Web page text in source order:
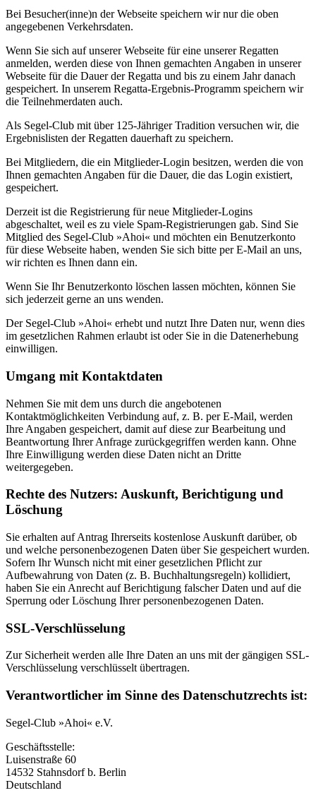
Bei Besucher(inne)n der Webseite speichern wir nur die oben
angegebenen Verkehrsdaten.
Wenn Sie sich auf unserer Webseite für eine unserer Regatten
anmelden, werden diese von Ihnen gemachten Angaben in unserer
Webseite für die Dauer der Regatta und bis zu einem Jahr danach
gespeichert. In unserem Regatta-Ergebnis-Programm speichern wir
die Teilnehmerdaten auch.
Als Segel-Club mit über 125-Jähriger Tradition versuchen wir, die
Ergebnislisten der Regatten dauerhaft zu speichern.
Bei Mitgliedern, die ein Mitglieder-Login besitzen, werden die von
Ihnen gemachten Angaben für die Dauer, die das Login existiert,
gespeichert.
Derzeit ist die Registrierung für neue Mitglieder-Logins
abgeschaltet, weil es zu viele Spam-Registrierungen gab. Sind Sie
Mitglied des Segel-Club »Ahoi« und möchten ein Benutzerkonto
für diese Webseite haben, wenden Sie sich bitte per E-Mail an uns,
wir richten es Ihnen dann ein.
Wenn Sie Ihr Benutzerkonto löschen lassen möchten, können Sie
sich jederzeit gerne an uns wenden.
Der Segel-Club »Ahoi« erhebt und nutzt Ihre Daten nur, wenn dies
im gesetzlichen Rahmen erlaubt ist oder Sie in die Datenerhebung
einwilligen.
Umgang mit Kontaktdaten
Nehmen Sie mit dem uns durch die angebotenen
Kontaktmöglichkeiten Verbindung auf, z. B. per E-Mail, werden
Ihre Angaben gespeichert, damit auf diese zur Bearbeitung und
Beantwortung Ihrer Anfrage zurückgegriffen werden kann. Ohne
Ihre Einwilligung werden diese Daten nicht an Dritte
weitergegeben.
Rechte des Nutzers: Auskunft, Berichtigung und
Löschung
Sie erhalten auf Antrag Ihrerseits kostenlose Auskunft darüber, ob
und welche personenbezogenen Daten über Sie gespeichert wurden.
Sofern Ihr Wunsch nicht mit einer gesetzlichen Pflicht zur
Aufbewahrung von Daten (z. B. Buchhaltungsregeln) kollidiert,
haben Sie ein Anrecht auf Berichtigung falscher Daten und auf die
Sperrung oder Löschung Ihrer personenbezogenen Daten.
SSL-Verschlüsselung
Zur Sicherheit werden alle Ihre Daten an uns mit der gängigen SSL-
Verschlüsselung verschlüsselt übertragen.
Verantwortlicher im Sinne des Datenschutzrechts ist:
Segel-Club »Ahoi« e.V.
Geschäftsstelle:
Luisenstraße 60
14532 Stahnsdorf b. Berlin
Deutschland